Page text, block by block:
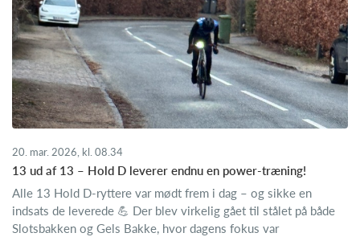
20. mar. 2026, kl. 08.34
13 ud af 13 – Hold D leverer endnu en power‑træning!
Alle 13 Hold D‑ryttere var mødt frem i dag – og sikke en
indsats de leverede 💪 Der blev virkelig gået til stålet på både
Slotsbakken og Gels Bakke, hvor dagens fokus var